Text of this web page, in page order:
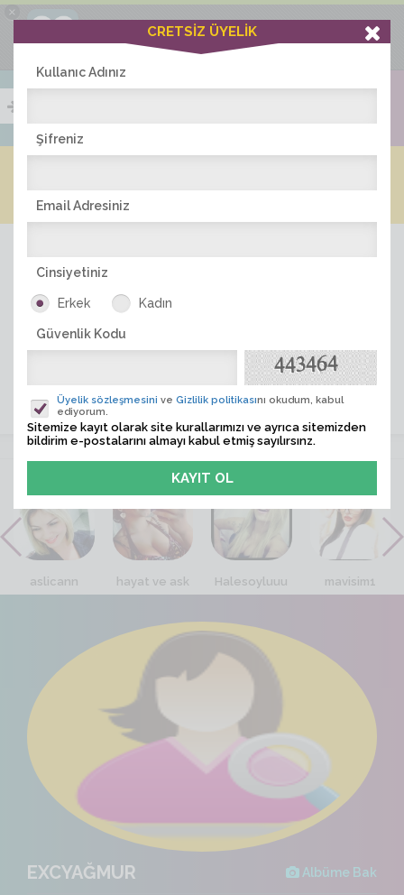
×
Ciddiask Uygulaması
+1 Hafta Gold Üyelik Kazan
Bedava - com.ciddi.ask
İNDİR
ÜYE ARA
VİTRİN
aslicann hayat ve ask Halesoyluuu mavisim1
EXCYAĞMUR Albüme Bak
CRETSİZ ÜYELİK
Kullanıc Adınız
Şifreniz
Email Adresiniz
Cinsiyetiniz
Erkek Kadın
Güvenlik Kodu
Üyelik sözleşmesini ve Gizlilik politikasını okudum, kabul
ediyorum.
Sitemize kayıt olarak site kurallarımızı ve ayrıca sitemizden
bildirim e-postalarını almayı kabul etmiş sayılırsınz.